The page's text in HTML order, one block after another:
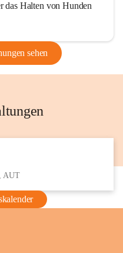
das Halten von Hunden
sehen
AUT